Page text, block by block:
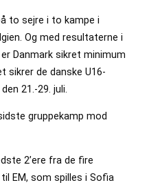
to sejre i to kampe i
Og med resultaterne i
Danmark sikret minimum
sikrer de danske U16-
21.-29. juli.
gruppekamp mod
2’ere fra de fire
EM, som spilles i Sofia